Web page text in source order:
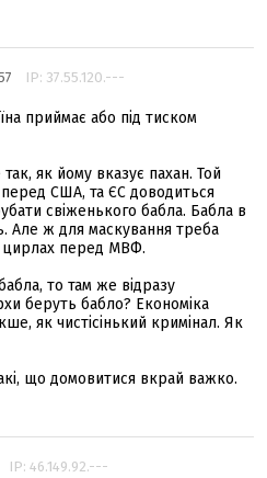
IP: 37.55.120.---
приймає або під тиском
як йому вказує пахан. Той
США, та ЄС доводиться
свіженького бабла. Бабла в
Але ж для маскування треба
цирлах перед МВФ.
то там же відразу
беруть бабло? Економіка
як чистісінький кримінал. Як
що домовитися вкрай важко.
IP: 46.149.92.---